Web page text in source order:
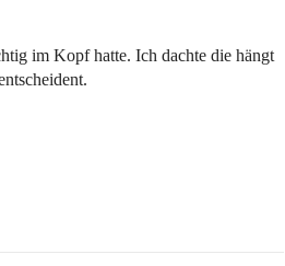
im Kopf hatte. Ich dachte die hängt